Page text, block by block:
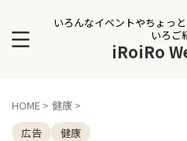
いろんなイベントやちょっ
いろご
iRoiRo
HOME > 健康 >
広告
健康